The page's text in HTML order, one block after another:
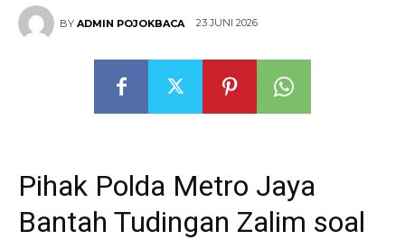
BY ADMIN POJOKBACA 23 JUNI 2026
Pihak Polda Metro Jaya
Bantah Tudingan Zalim soal